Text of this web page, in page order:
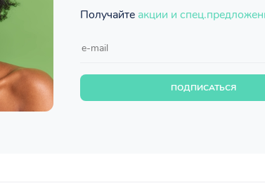
Получайте акции и
ПОДПИСАТЬСЯ